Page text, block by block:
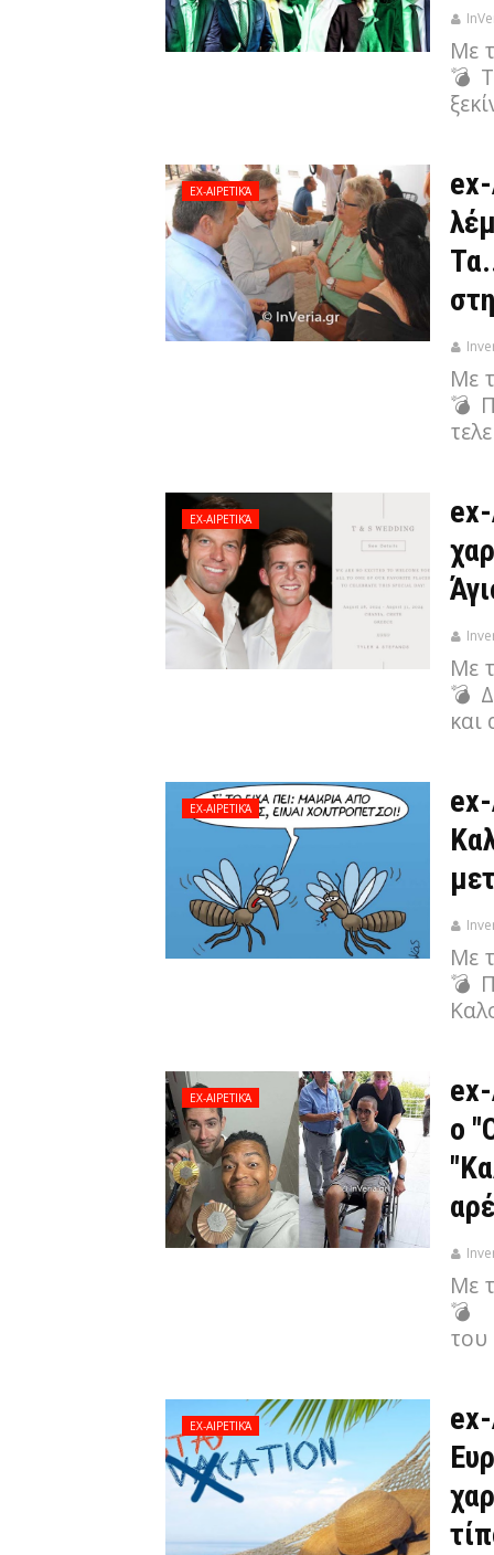
Με
💣
EX-ΑΙΡΕΤΙΚΆ
Με
💣
EX-ΑΙΡΕΤΙΚΆ
Με
💣
EX-ΑΙΡΕΤΙΚΆ
Με
💣
EX-ΑΙΡΕΤΙΚΆ
ο
Με
💣
του
EX-ΑΙΡΕΤΙΚΆ
ex-